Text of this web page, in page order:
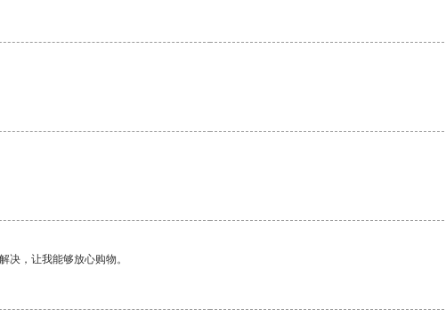
决，让我能够放心购物。